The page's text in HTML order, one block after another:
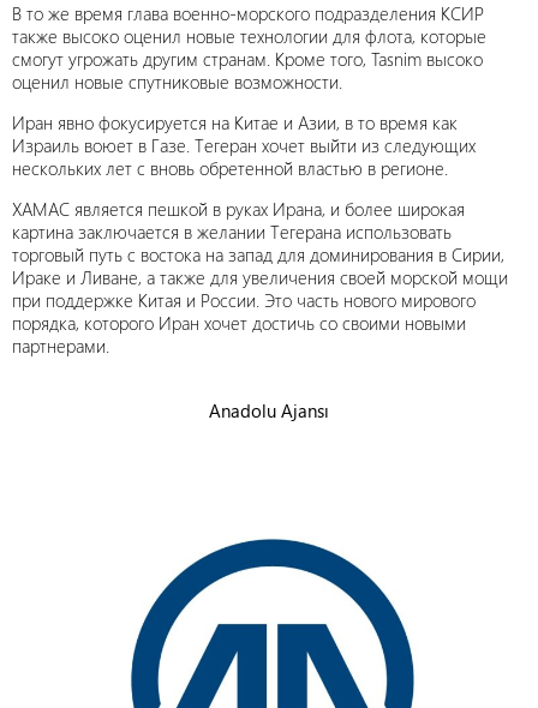
В то же время глава военно-морского подразделения КСИР
также высоко оценил новые технологии для флота, которые
смогут угрожать другим странам. Кроме того, Tasnim высоко
оценил новые спутниковые возможности.
Иран явно фокусируется на Китае и Азии, в то время как
Израиль воюет в Газе. Тегеран хочет выйти из следующих
нескольких лет с вновь обретенной властью в регионе.
ХАМАС является пешкой в руках Ирана, и более широкая
картина заключается в желании Тегерана использовать
торговый путь с востока на запад для доминирования в Сирии,
Ираке и Ливане, а также для увеличения своей морской мощи
при поддержке Китая и России. Это часть нового мирового
порядка, которого Иран хочет достичь со своими новыми
партнерами.
Anadolu Ajansı